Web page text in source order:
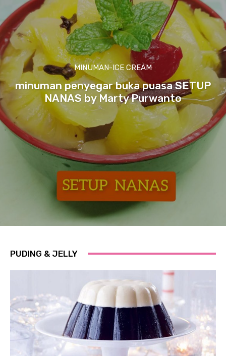
MINUMAN-ICE CREAM
minuman penyegar buka puasa SETUP
NANAS by Marty Purwanto
PUDING & JELLY